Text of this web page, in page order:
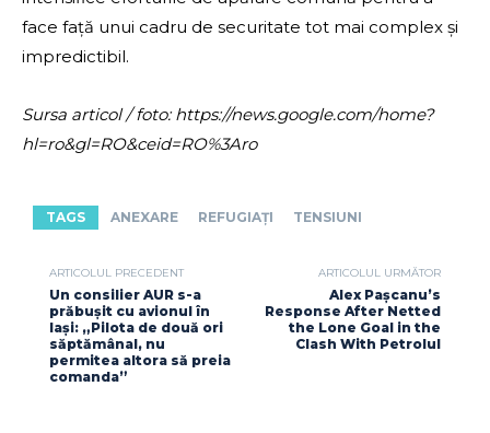
face față unui cadru de securitate tot mai complex și
impredictibil.
Sursa articol / foto: https://news.google.com/home?
hl=ro&gl=RO&ceid=RO%3Aro
TAGS ANEXARE REFUGIAȚI TENSIUNI
ARTICOLUL PRECEDENT
Un consilier AUR s-a
prăbușit cu avionul în
Iași: „Pilota de două ori
săptămânal, nu
permitea altora să preia
comanda”
ARTICOLUL URMĂTOR
Alex Pașcanu’s
Response After Netted
the Lone Goal in the
Clash With Petrolul